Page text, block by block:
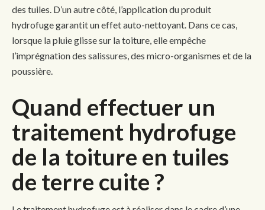
des tuiles. D’un autre côté, l’application du produit
hydrofuge garantit un effet auto-nettoyant. Dans ce cas,
lorsque la pluie glisse sur la toiture, elle empêche
l’imprégnation des salissures, des micro-organismes et de la
poussière.
Quand effectuer un
traitement hydrofuge
de la toiture en tuiles
de terre cuite ?